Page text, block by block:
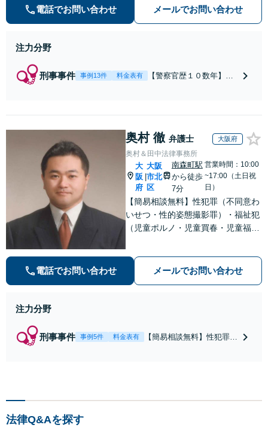
婚などの民事から刑事事件まで幅広
く支援【完全個室】
電話でお問い合わせ メールでお問い合わせ
注力分野
刑事事件 事例13件 料金表有
【警察官歴１０数年】
訴・身柄釈放実績多数！
捜査経験を活かした先回
りのサポートが強み。高
い交渉力で示談成立へ尽
力。少年事件／告訴・告
発の経験多数有り
奥村 徹 弁護士 大阪府
奥村＆田中法律事務所
大
阪
府
大阪
市北
区
南森町駅
から徒歩
7分
営業時間：10:00
~17:00（土日祝
日）
【簡易相談無料】性犯罪（不同意わ
いせつ・性的姿態撮影罪）・福祉犯
（児童ポルノ・児童買春・児童福祉
等）に非常に詳しい弁護士です
電話でお問い合わせ メールでお問い合わせ
注力分野
刑事事件 事例5件 料金表有
【簡易相談無料】性犯罪
法律Q&Aを探す